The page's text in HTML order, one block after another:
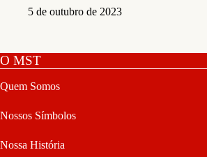
5 de outubro de 2023
O MST
Quem Somos
Nossos Símbolos
Nossa História